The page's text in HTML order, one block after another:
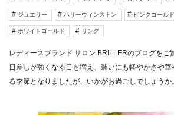
ジュエリー ハリーウィンストン ピンクゴールド
ホワイトゴールド リング
レディースブランド サロン BRILLERのブログをご
日差しが強くなる日も増え、装いにも軽やかさや
る季節となりましたが、いかがお過ごしでしょうか